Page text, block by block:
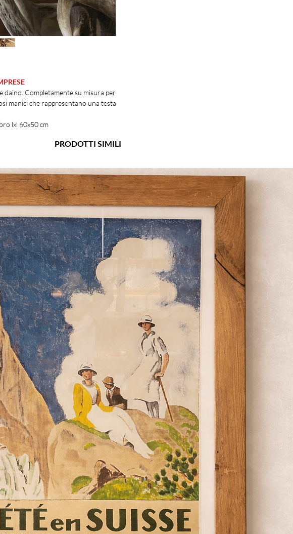
daino. Completamente su misura per
manici che rappresentano una testa
lxl 60x50 cm
PRODOTTI SIMILI